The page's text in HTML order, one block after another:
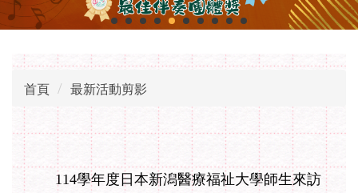
首頁 最新活動剪影
114學年度日本新潟醫療福祉大學師生來訪